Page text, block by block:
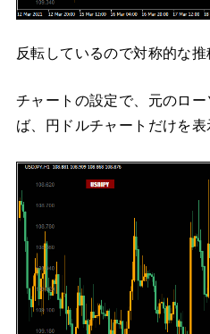
反転しているので対称的な推
チャートの設定で、元のロ
ば、円ドルチャートだけを表